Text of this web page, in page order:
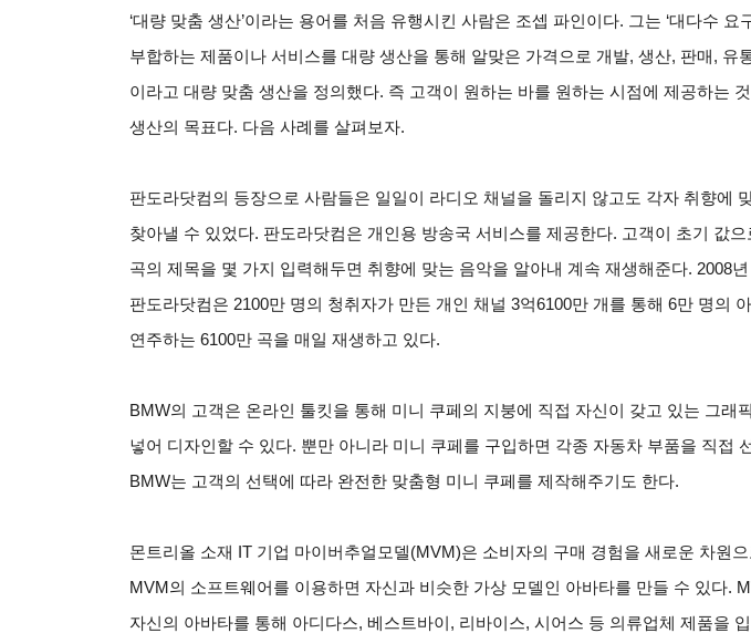
‘대량 맞춤 생산’이라는 용어를 처음 유행시킨 사람은 조셉 파인이다. 그는 ‘대다수 요
부합하는 제품이나 서비스를 대량 생산을 통해 알맞은 가격으로 개발, 생산, 판매, 유
이라고 대량 맞춤 생산을 정의했다. 즉 고객이 원하는 바를 원하는 시점에 제공하는
생산의 목표다. 다음 사례를 살펴보자.
판도라닷컴의 등장으로 사람들은 일일이 라디오 채널을 돌리지 않고도 각자 취향에
찾아낼 수 있었다. 판도라닷컴은 개인용 방송국 서비스를 제공한다. 고객이 초기 값으
곡의 제목을 몇 가지 입력해두면 취향에 맞는 음악을 알아내 계속 재생해준다. 2008
판도라닷컴은 2100만 명의 청취자가 만든 개인 채널 3억6100만 개를 통해 6만 명의
연주하는 6100만 곡을 매일 재생하고 있다.
BMW의 고객은 온라인 툴킷을 통해 미니 쿠페의 지붕에 직접 자신이 갖고 있는 그래
넣어 디자인할 수 있다. 뿐만 아니라 미니 쿠페를 구입하면 각종 자동차 부품을 직접
BMW는 고객의 선택에 따라 완전한 맞춤형 미니 쿠페를 제작해주기도 한다.
몬트리올 소재 IT 기업 마이버추얼모델(MVM)은 소비자의 구매 경험을 새로운 차원
MVM의 소프트웨어를 이용하면 자신과 비슷한 가상 모델인 아바타를 만들 수 있다.
자신의 아바타를 통해 아디다스, 베스트바이, 리바이스, 시어스 등 의류업체 제품을